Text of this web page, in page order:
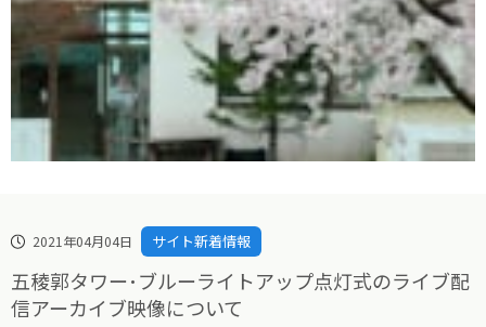
2021年04月04日 サイト新着情報
五稜郭タワー･ブルーライトアップ点灯式のライブ配
信アーカイブ映像について